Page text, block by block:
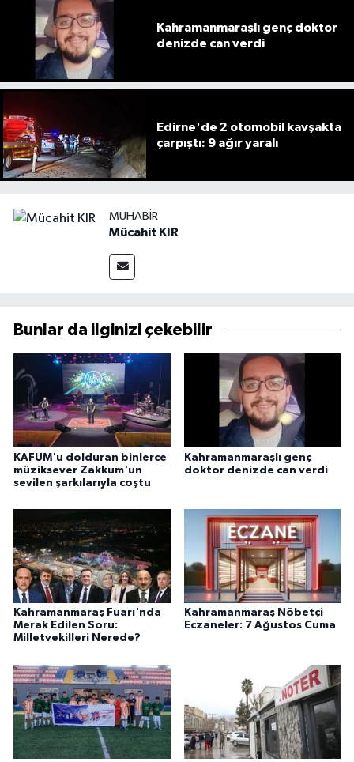
Kahramanmaraşlı genç doktor
denizde can verdi
Edirne'de 2 otomobil kavşakta
çarpıştı: 9 ağır yaralı
MUHABIR
Mücahit KIR
Bunlar da ilginizi çekebilir
KAFUM'u dolduran binlerce
müziksever Zakkum'un
sevilen şarkılarıyla coştu
Kahramanmaraşlı genç
doktor denizde can verdi
Kahramanmaraş Fuarı'nda
Merak Edilen Soru:
Milletvekilleri Nerede?
Kahramanmaraş Nöbetçi
Eczaneler: 7 Ağustos Cuma